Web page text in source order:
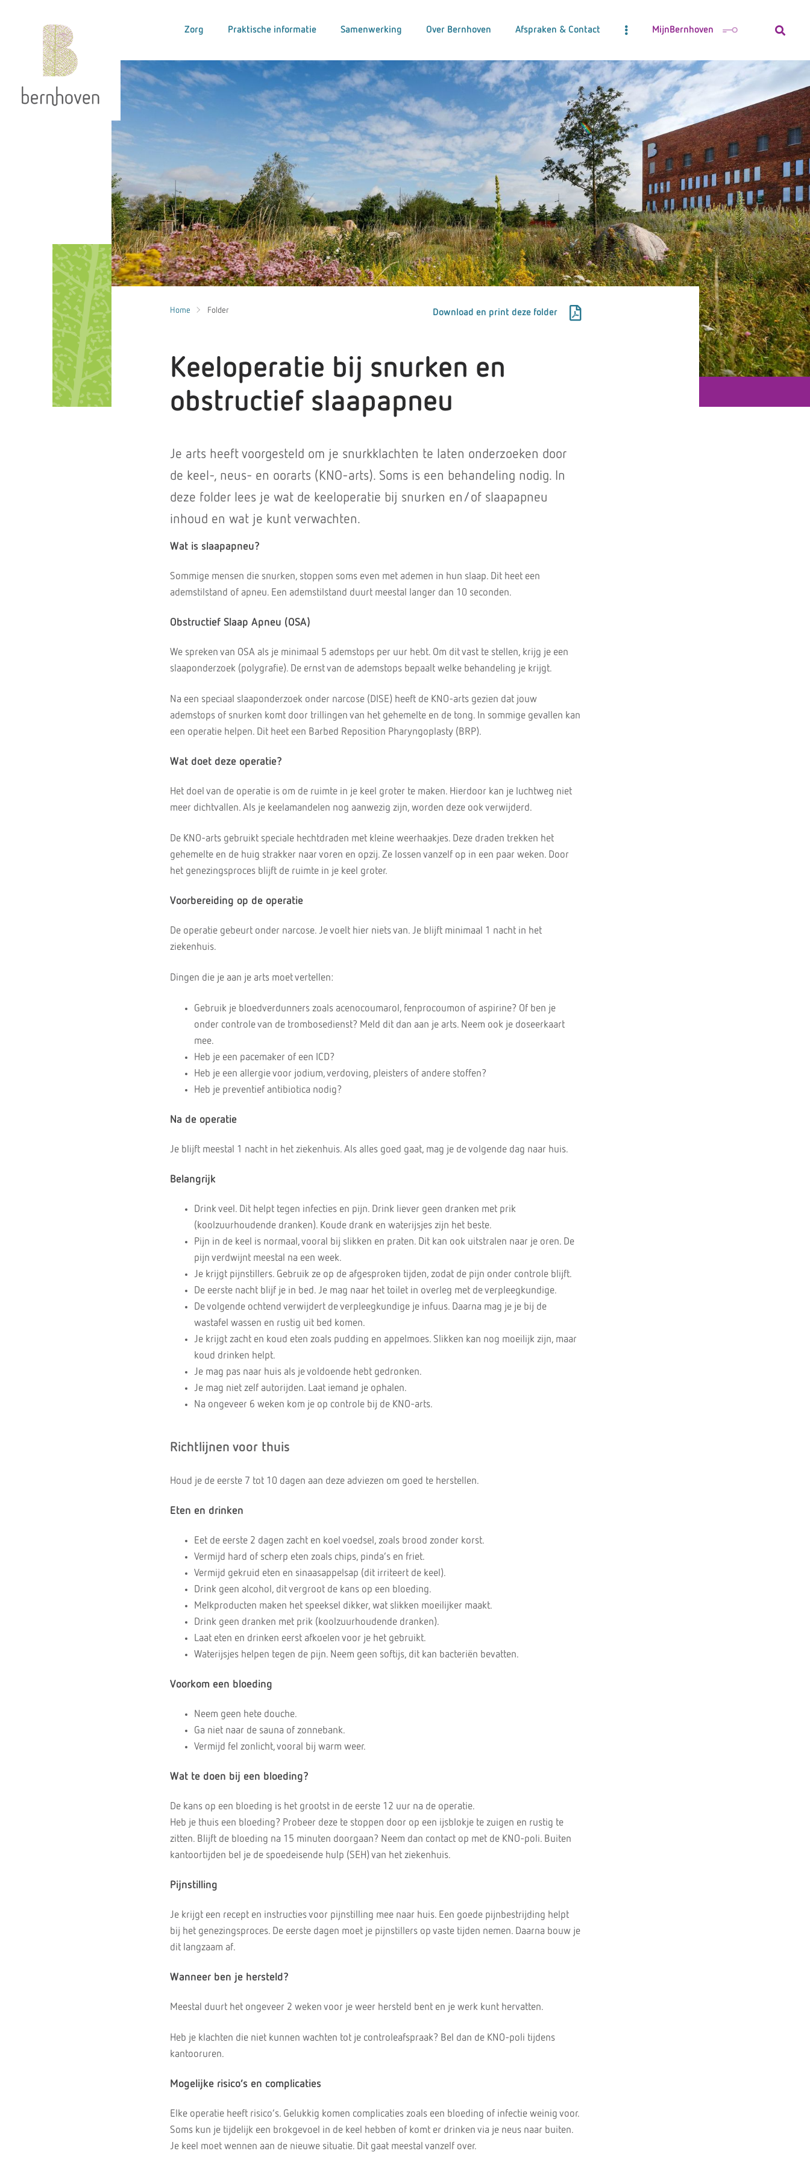
Zorg Praktische informatie Samenwerking Over Bernhoven Afspraken & Contact MijnBernhoven
Home Folder Download en print deze folder
Keeloperatie bij snurken en
obstructief slaapapneu
Je arts heeft voorgesteld om je snurkklachten te laten onderzoeken door
de keel-, neus- en oorarts (KNO-arts). Soms is een behandeling nodig. In
deze folder lees je wat de keeloperatie bij snurken en/of slaapapneu
inhoud en wat je kunt verwachten.
Wat is slaapapneu?
Sommige mensen die snurken, stoppen soms even met ademen in hun slaap. Dit heet een
ademstilstand of apneu. Een ademstilstand duurt meestal langer dan 10 seconden.
Obstructief Slaap Apneu (OSA)
We spreken van OSA als je minimaal 5 ademstops per uur hebt. Om dit vast te stellen, krijg je een
slaaponderzoek (polygrafie). De ernst van de ademstops bepaalt welke behandeling je krijgt.
Na een speciaal slaaponderzoek onder narcose (DISE) heeft de KNO-arts gezien dat jouw
ademstops of snurken komt door trillingen van het gehemelte en de tong. In sommige gevallen kan
een operatie helpen. Dit heet een Barbed Reposition Pharyngoplasty (BRP).
Wat doet deze operatie?
Het doel van de operatie is om de ruimte in je keel groter te maken. Hierdoor kan je luchtweg niet
meer dichtvallen. Als je keelamandelen nog aanwezig zijn, worden deze ook verwijderd.
De KNO-arts gebruikt speciale hechtdraden met kleine weerhaakjes. Deze draden trekken het
gehemelte en de huig strakker naar voren en opzij. Ze lossen vanzelf op in een paar weken. Door
het genezingsproces blijft de ruimte in je keel groter.
Voorbereiding op de operatie
De operatie gebeurt onder narcose. Je voelt hier niets van. Je blijft minimaal 1 nacht in het
ziekenhuis.
Dingen die je aan je arts moet vertellen:
Gebruik je bloedverdunners zoals acenocoumarol, fenprocoumon of aspirine? Of ben je
onder controle van de trombosedienst? Meld dit dan aan je arts. Neem ook je doseerkaart
mee.
Heb je een pacemaker of een ICD?
Heb je een allergie voor jodium, verdoving, pleisters of andere stoffen?
Heb je preventief antibiotica nodig?
Na de operatie
Je blijft meestal 1 nacht in het ziekenhuis. Als alles goed gaat, mag je de volgende dag naar huis.
Belangrijk
Drink veel. Dit helpt tegen infecties en pijn. Drink liever geen dranken met prik
(koolzuurhoudende dranken). Koude drank en waterijsjes zijn het beste.
Pijn in de keel is normaal, vooral bij slikken en praten. Dit kan ook uitstralen naar je oren. De
pijn verdwijnt meestal na een week.
Je krijgt pijnstillers. Gebruik ze op de afgesproken tijden, zodat de pijn onder controle blijft.
De eerste nacht blijf je in bed. Je mag naar het toilet in overleg met de verpleegkundige.
De volgende ochtend verwijdert de verpleegkundige je infuus. Daarna mag je je bij de
wastafel wassen en rustig uit bed komen.
Je krijgt zacht en koud eten zoals pudding en appelmoes. Slikken kan nog moeilijk zijn, maar
koud drinken helpt.
Je mag pas naar huis als je voldoende hebt gedronken.
Je mag niet zelf autorijden. Laat iemand je ophalen.
Na ongeveer 6 weken kom je op controle bij de KNO-arts.
Richtlijnen voor thuis
Houd je de eerste 7 tot 10 dagen aan deze adviezen om goed te herstellen.
Eten en drinken
Eet de eerste 2 dagen zacht en koel voedsel, zoals brood zonder korst.
Vermijd hard of scherp eten zoals chips, pinda’s en friet.
Vermijd gekruid eten en sinaasappelsap (dit irriteert de keel).
Drink geen alcohol, dit vergroot de kans op een bloeding.
Melkproducten maken het speeksel dikker, wat slikken moeilijker maakt.
Drink geen dranken met prik (koolzuurhoudende dranken).
Laat eten en drinken eerst afkoelen voor je het gebruikt.
Waterijsjes helpen tegen de pijn. Neem geen softijs, dit kan bacteriën bevatten.
Voorkom een bloeding
Neem geen hete douche.
Ga niet naar de sauna of zonnebank.
Vermijd fel zonlicht, vooral bij warm weer.
Wat te doen bij een bloeding?
De kans op een bloeding is het grootst in de eerste 12 uur na de operatie.
Heb je thuis een bloeding? Probeer deze te stoppen door op een ijsblokje te zuigen en rustig te
zitten. Blijft de bloeding na 15 minuten doorgaan? Neem dan contact op met de KNO-poli. Buiten
kantoortijden bel je de spoedeisende hulp (SEH) van het ziekenhuis.
Pijnstilling
Je krijgt een recept en instructies voor pijnstilling mee naar huis. Een goede pijnbestrijding helpt
bij het genezingsproces. De eerste dagen moet je pijnstillers op vaste tijden nemen. Daarna bouw je
dit langzaam af.
Wanneer ben je hersteld?
Meestal duurt het ongeveer 2 weken voor je weer hersteld bent en je werk kunt hervatten.
Heb je klachten die niet kunnen wachten tot je controleafspraak? Bel dan de KNO-poli tijdens
kantooruren.
Mogelijke risico’s en complicaties
Elke operatie heeft risico’s. Gelukkig komen complicaties zoals een bloeding of infectie weinig voor.
Soms kun je tijdelijk een brokgevoel in de keel hebben of komt er drinken via je neus naar buiten.
Je keel moet wennen aan de nieuwe situatie. Dit gaat meestal vanzelf over.